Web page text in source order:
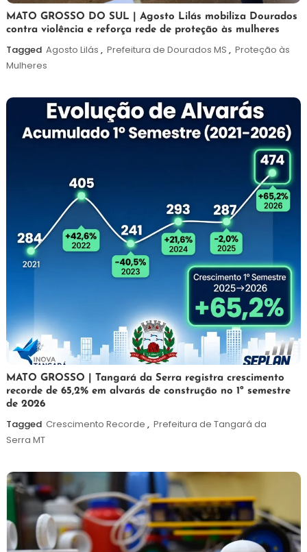
5
de
agosto
de
Maurilio
MATO GROSSO DO SUL | Agosto Lilás mobiliza Dourados
contra violência e reforça rede de proteção às mulheres
Tagged Agosto Lilás , Prefeitura de Dourados MS , Proteção às
Mulheres
5
de
agosto
de
2026
Maurilio
MATO GROSSO | Tangará da Serra registra crescimento
recorde de 65,2% em alvarás de construção no 1º semestre
de 2026
Tagged Crescimento Recorde , Prefeitura de Tangará da
Serra MT